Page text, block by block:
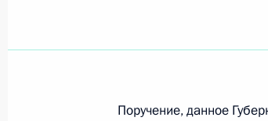
1 октября 2024 года,
Поручение, данное